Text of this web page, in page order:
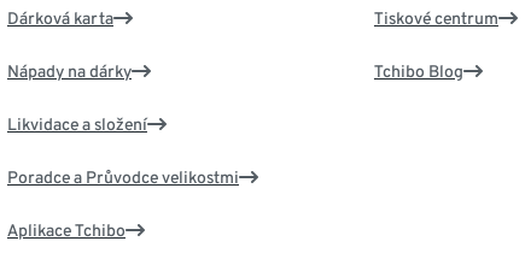
Dárková karta
Nápady na dárky
Likvidace a složení
Poradce a Průvodce velikostmi
Aplikace Tchibo
Tiskové centrum
Tchibo Blog